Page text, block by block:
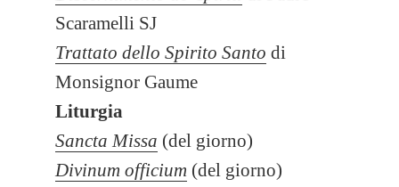
Scaramelli SJ
Trattato dello Spirito Santo di
Monsignor Gaume
Liturgia
Sancta Missa (del giorno)
Divinum officium (del giorno)